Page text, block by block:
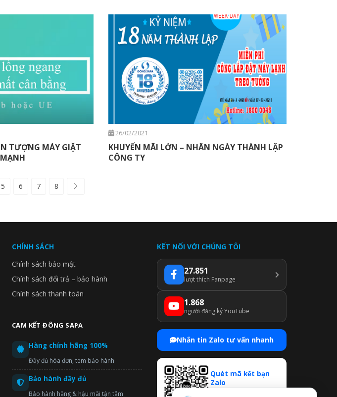
TƯỢNG MÁY GIẶT
26/02/2021
KHUYẾN MÃI LỚN – NHÂN NGÀY THÀNH LẬP
CÔNG TY
5 6 7 8
CHÍNH SÁCH
Chính sách bảo mật
Chính sách đổi trả – bảo hành
Chính sách thanh toán
CAM KẾT ĐÔNG SAPA
Hàng chính hãng 100%
Đầy đủ hóa đơn, tem bảo hành
Bảo hành đầy đủ
Bảo hành hãng & hậu mãi tận tâm
KẾT NỐI VỚI CHÚNG TÔI
27.851
lượt thích Fanpage
1.868
người đăng ký YouTube
Nhắn tin Zalo tư vấn nhanh
Quét mã kết bạn
Zalo